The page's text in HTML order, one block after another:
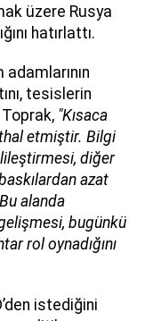
üzere Rusya
hatırlattı.
tesislerin
"Kısaca
etmiştir. Bilgi
diğer
azat
alanda
bugünkü
rol oynadığını
istediğini